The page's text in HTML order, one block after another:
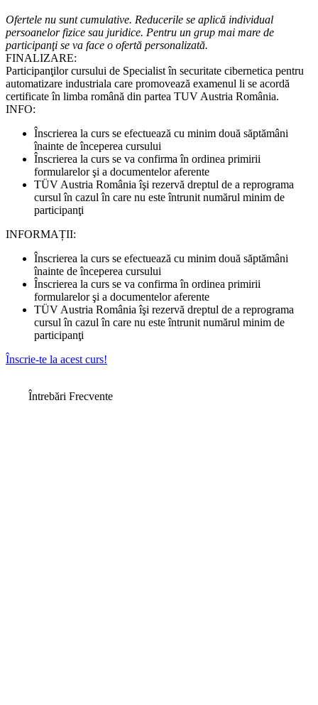
Ofertele nu sunt cumulative. Reducerile se aplică individual
persoanelor fizice sau juridice. Pentru un grup mai mare de
participanţi se va face o ofertă personalizată.
FINALIZARE:
Participanţilor cursului de Specialist în securitate cibernetica pentru
automatizare industriala care promovează examenul li se acordă
certificate în limba română din partea TUV Austria România.
INFO:
Înscrierea la curs se efectuează cu minim două săptămâni
înainte de începerea cursului
Înscrierea la curs se va confirma în ordinea primirii
formularelor şi a documentelor aferente
TÜV Austria România îşi rezervă dreptul de a reprograma
cursul în cazul în care nu este întrunit numărul minim de
participanţi
INFORMAȚII:
Înscrierea la curs se efectuează cu minim două săptămâni
înainte de începerea cursului
Înscrierea la curs se va confirma în ordinea primirii
formularelor şi a documentelor aferente
TÜV Austria România îşi rezervă dreptul de a reprograma
cursul în cazul în care nu este întrunit numărul minim de
participanţi
Înscrie-te la acest curs!
Întrebări Frecvente